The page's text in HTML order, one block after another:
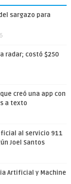
sargazo para
radar; costó $250
creó una app con
a texto
al servicio 911
Joel Santos
Artificial y Machine